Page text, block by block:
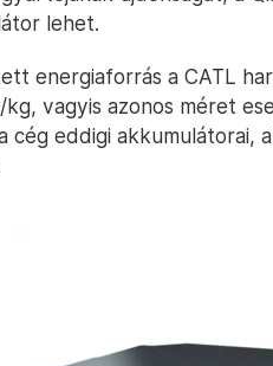
lehet.
energiaforrás a CATL
kg, vagyis azonos méret
eddigi akkumulátorai,